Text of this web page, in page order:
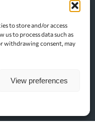
to store and/or access
to process data such as
withdrawing consent, may
View preferences
2022
2022